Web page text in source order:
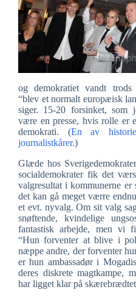
og demokratiet vandt trods
“blev et normalt europæisk
siger. 15-20 forsinket, som
være en presse, hvis rolle er
demokrati. (En av
journalistkårer.)
Glæde hos
socialdemokrater fik det
valgresultat i kommunerne
det kan gå meget værre
et evt. nyvalg. Om sit valg
snøftende, kvindelige
fantastisk arbejde, men vi
“Hun forventer at blive i
næppe andre, der forventer
er hun ambassadør i
deres diskrete magtkampe,
har ligget klar på